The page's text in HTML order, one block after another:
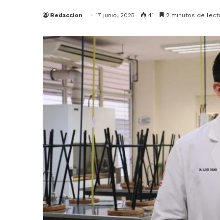
Redaccion 17 junio, 2025 41 2 minutos de